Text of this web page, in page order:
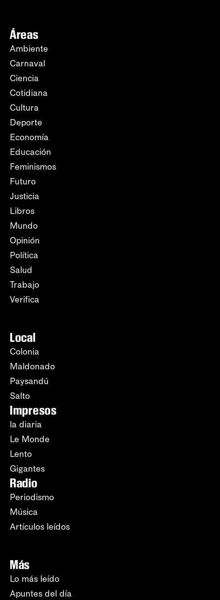
Áreas
Ambiente
Carnaval
Ciencia
Cotidiana
Cultura
Deporte
Economía
Educación
Feminismos
Futuro
Justicia
Libros
Mundo
Opinión
Política
Salud
Trabajo
Verifica
Local
Colonia
Maldonado
Paysandú
Salto
Impresos
la diaria
Le Monde
Lento
Gigantes
Radio
Periodismo
Música
Artículos leídos
Más
Lo más leído
Apuntes del día